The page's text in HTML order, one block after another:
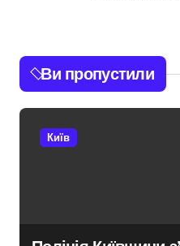
Ви пропустили
Київ